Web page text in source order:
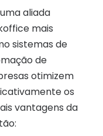
aliada
mais
sistemas de
de
otimizem
os
vantagens da